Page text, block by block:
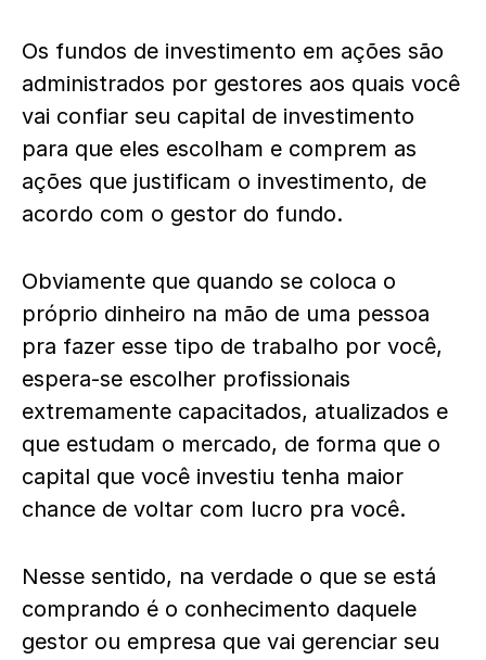
Os fundos de investimento em ações são
administrados por gestores aos quais você
vai confiar seu capital de investimento
para que eles escolham e comprem as
ações que justificam o investimento, de
acordo com o gestor do fundo.
Obviamente que quando se coloca o
próprio dinheiro na mão de uma pessoa
pra fazer esse tipo de trabalho por você,
espera-se escolher profissionais
extremamente capacitados, atualizados e
que estudam o mercado, de forma que o
capital que você investiu tenha maior
chance de voltar com lucro pra você.
Nesse sentido, na verdade o que se está
comprando é o conhecimento daquele
gestor ou empresa que vai gerenciar seu